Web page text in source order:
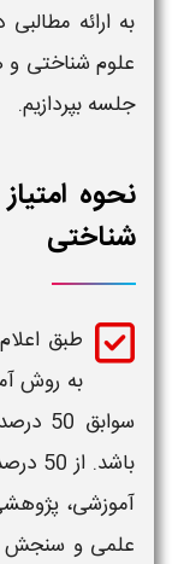
به ارائه
علوم شناختی و
جلسه بپردازیم.
نحوه
شناختی
طبق
به روش
سوابق
باشد. از 50 درصد نمره مصاحبه، 20 درصد آن سهم
آموزشی،
علمی و سنجش